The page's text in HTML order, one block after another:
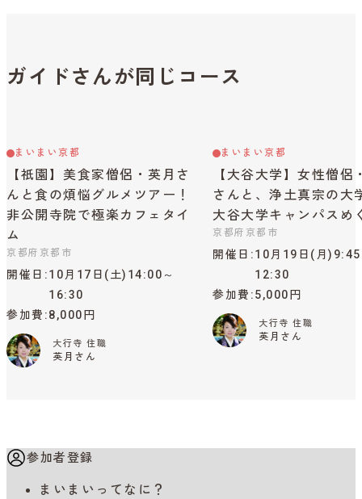
ガイドさんが同じコース
まいまい京都
【祇園】美食家僧侶・英月さ
んと食の煩悩グルメツアー！
非公開寺院で極楽カフェタイ
ム
京都府京都市
開催日
10月17日(土)14:00～
16:30
参加費 8,000円
大行寺 住職
英月さん
まいまい京都
【大谷大学】女性僧侶
さんと、浄土真宗の大
大谷大学キャンパスめ
京都府京都市
開催日
10月19日(月
12:30
参加費 5,000円
大行寺 住職
英月さん
参加者登録
まいまいってなに？